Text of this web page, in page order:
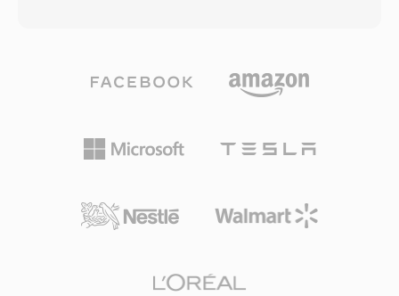
adaptieve hellingsmechanisme voorkomt ook
overbelastingsvervorming bij snel
acceptabel blijft tijdens stille passages. Hoewel
verdrongen, behoudt het historisch belang en
niche-nut in legacy-telefonie en ingebedde
Speex of Opus — de container is codec-
ondersteuning voor geschakelde logische
bitstreams en granule-gebaseerde
interoperabiliteit: applicaties die de .oga-
zoeken naar videotracks, wat resulteert in